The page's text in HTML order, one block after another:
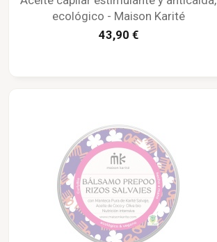
ecológico - Maison Karité
43,90 €